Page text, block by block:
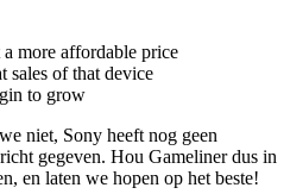
more affordable price
sales of that device
to grow
niet, Sony heeft nog geen
gegeven. Hou Gameliner dus in
en laten we hopen op het beste!